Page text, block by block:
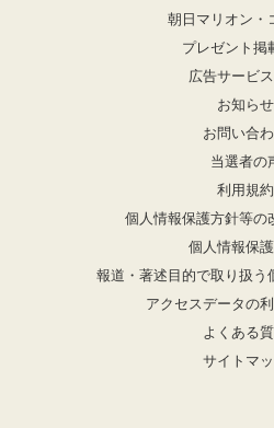
朝日マリオン・
プレゼント掲
広告サービ
お知らせ
お問い合
当選者の
利用規約
個人情報保護方針等の
個人情報保
報道・著述目的で取り扱う
アクセスデータの
よくある
サイトマ